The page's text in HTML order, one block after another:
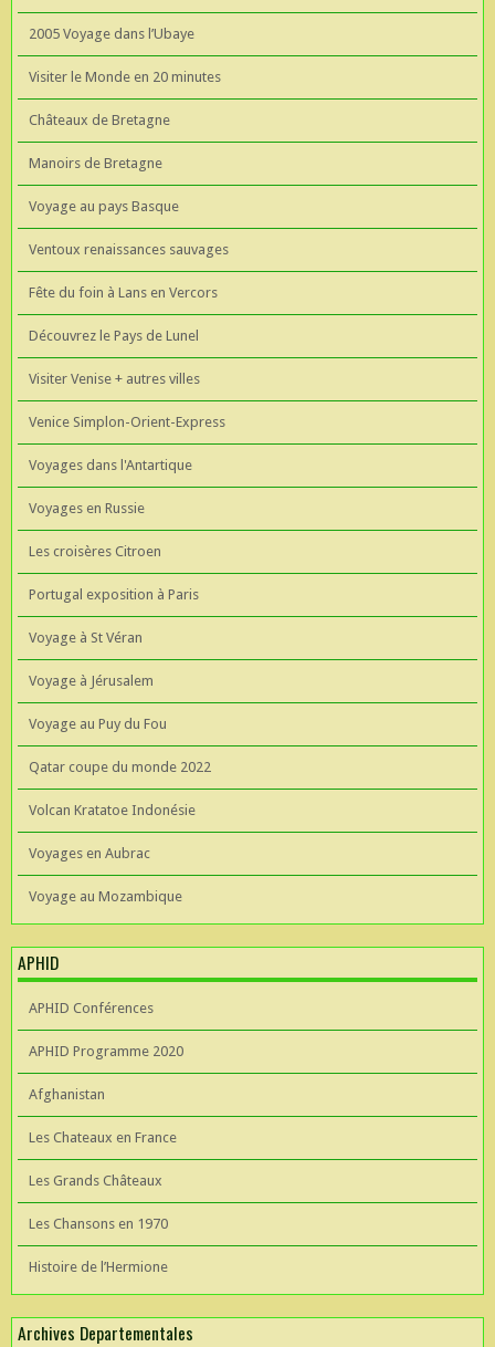
2005 Voyage dans l’Ubaye
Visiter le Monde en 20 minutes
Châteaux de Bretagne
Manoirs de Bretagne
Voyage au pays Basque
Ventoux renaissances sauvages
Fête du foin à Lans en Vercors
Découvrez le Pays de Lunel
Visiter Venise + autres villes
Venice Simplon-Orient-Express
Voyages dans l'Antartique
Voyages en Russie
Les croisères Citroen
Portugal exposition à Paris
Voyage à St Véran
Voyage à Jérusalem
Voyage au Puy du Fou
Qatar coupe du monde 2022
Volcan Kratatoe Indonésie
Voyages en Aubrac
Voyage au Mozambique
APHID
APHID Conférences
APHID Programme 2020
Afghanistan
Les Chateaux en France
Les Grands Châteaux
Les Chansons en 1970
Histoire de l’Hermione
Archives Departementales